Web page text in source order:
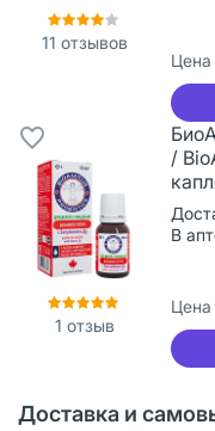
11 отзывов
Цена
1 отзыв
/
В
Цена
Доставка и